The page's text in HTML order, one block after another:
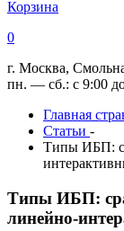
Корзина
0
г. Москва,
пн. — сб.: с 9:00
Главная
Статьи -
Типы ИБП:
Типы ИБП:
линейно-